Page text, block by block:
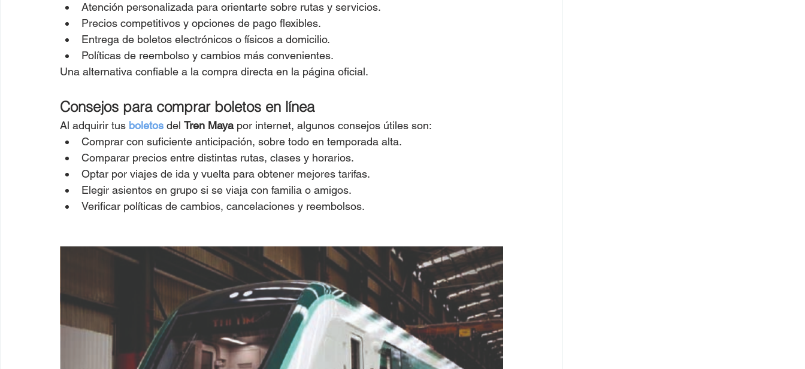
Atención personalizada para orientarte sobre rutas y servicios.
Precios competitivos y opciones de pago flexibles.
Entrega de boletos electrónicos o físicos a domicilio.
Políticas de reembolso y cambios más convenientes.
Una alternativa confiable a la compra directa en la página oficial.
Consejos para comprar boletos en línea
Al adquirir tus boletos del Tren Maya por internet, algunos consejos útiles son:
Comprar con suficiente anticipación, sobre todo en temporada alta.
Comparar precios entre distintas rutas, clases y horarios.
Optar por viajes de ida y vuelta para obtener mejores tarifas.
Elegir asientos en grupo si se viaja con familia o amigos.
Verificar políticas de cambios, cancelaciones y reembolsos.